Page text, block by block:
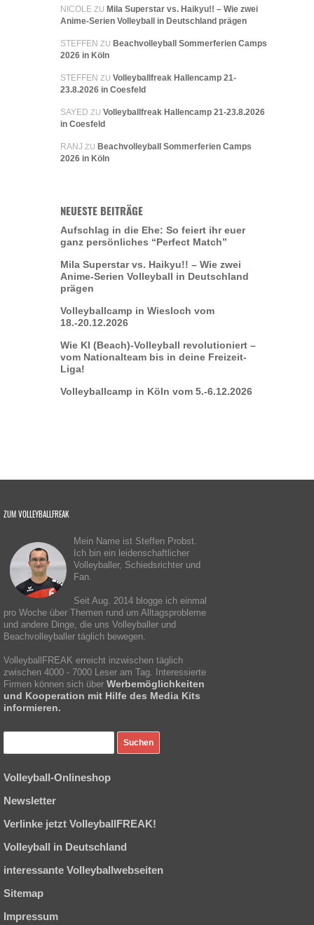
NICOLE ZU Mila Superstar vs. Haikyu!! – Wie zwei
Anime-Serien Volleyball in Deutschland prägen
STEFFEN ZU Beachvolleyball Sommerferien Camps
2026 in Köln
STEFFEN ZU Volleyballfreak Hallencamp 21-
23.8.2026 in Coesfeld
SAYED ZU Volleyballfreak Hallencamp 21-23.8.2026
in Coesfeld
RANJ ZU Beachvolleyball Sommerferien Camps
2026 in Köln
NEUESTE BEITRÄGE
Aufschlag in die Ehe: So feiert ihr euer
ganz persönliches “Perfect Match”
Mila Superstar vs. Haikyu!! – Wie zwei
Anime-Serien Volleyball in Deutschland
prägen
Volleyballcamp in Wiesloch vom
18.-20.12.2026
Wie KI (Beach)-Volleyball revolutioniert –
vom Nationalteam bis in deine Freizeit-
Liga!
Volleyballcamp in Köln vom 5.-6.12.2026
ZUM VOLLEYBALLFREAK
Mein Name ist Steffen Probst.
Ich bin ein leidenschaftlicher
Volleyballer, Schiedsrichter und
Fan.
Seit Aug. 2014 blogge ich einmal
pro Woche über Themen rund um Alltagsprobleme
und andere Dinge, die uns Volleyballer und
Beachvolleyballer täglich bewegen.
VolleyballFREAK erreicht inzwischen täglich
zwischen 4000 - 7000 Leser am Tag. Interessierte
Firmen können sich über Werbemöglichkeiten
und Kooperation mit Hilfe des Media Kits
informieren.
Volleyball-Onlineshop
Newsletter
Verlinke jetzt VolleyballFREAK!
Volleyball in Deutschland
interessante Volleyballwebseiten
Sitemap
Impressum